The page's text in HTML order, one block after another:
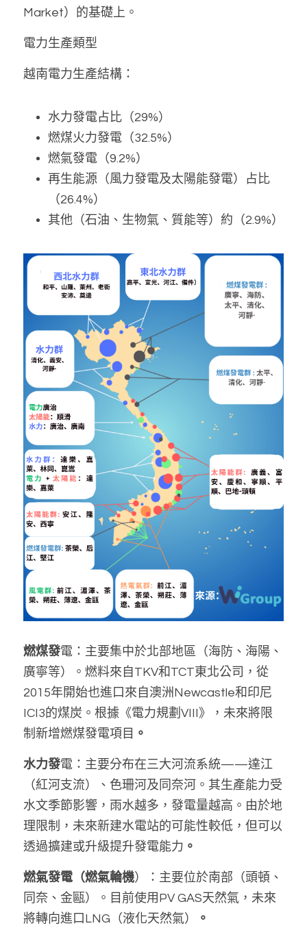
Market）的基礎上。
電力生產類型
越南電力生產結構：
水力發電占比（29%）
燃煤火力發電（32.5%）
燃氣發電（9.2%）
再生能源（風力發電及太陽能發電）占比
（26.4%）
其他（石油、生物氣、質能等）約（2.9%）
燃煤發電：主要集中於北部地區（海防、海陽、
廣寧等）。燃料來自TKV和TCT東北公司，從
2015年開始也進口來自澳洲Newcastle和印尼
ICI3的煤炭。根據《電力規劃VIII》，未來將限
制新增燃煤發電項目 。
水力發電：主要分布在三大河流系統——達江
（紅河支流）、色珊河及同奈河。其生產能力受
水文季節影響，雨水越多，發電量越高。由於地
理限制，未來新建水電站的可能性較低，但可以
透過擴建或升級提升發電能力 。
燃氣發電（燃氣輪機）：主要位於南部（頭頓、
同奈、金甌）。目前使用PV GAS天然氣，未來
將轉向進口LNG（液化天然氣）
。